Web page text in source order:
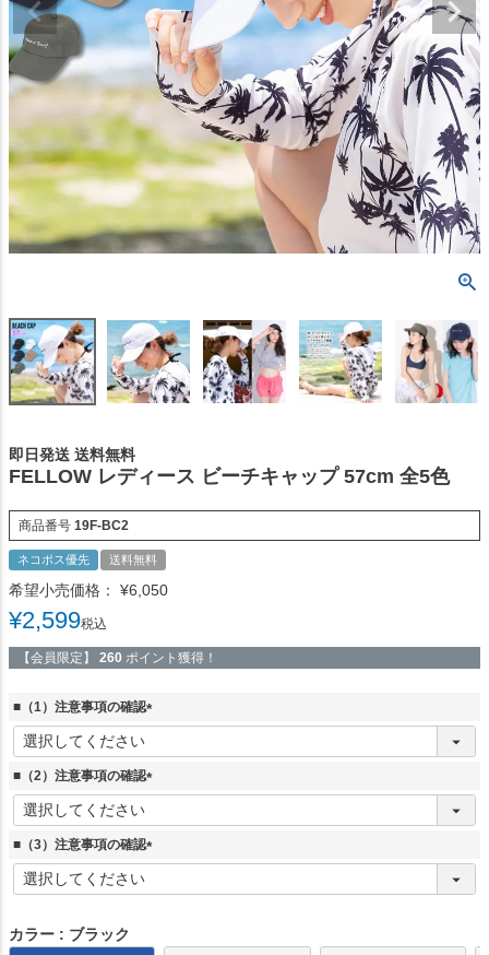
即日発送 送料無料
FELLOW レディース ビーチキャップ 57cm 全5色
商品番号 19F-BC2
ネコポス優先 送料無料
希望小売価格： ¥6,050
¥2,599税込
【会員限定】 260 ポイント獲得！
■（1）注意事項の確認
(
須
■（2）注意事項の確認
(
須
■（3）注意事項の確認
(
カラー
ブラック